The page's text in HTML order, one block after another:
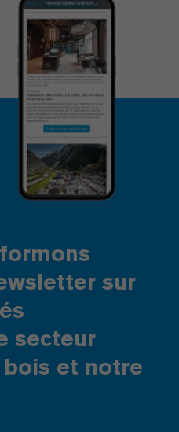
sur
secteur
et notre